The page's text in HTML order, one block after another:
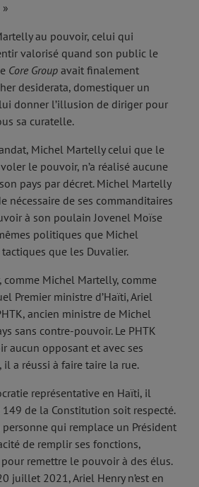
»
au pouvoir, celui qui
valorisé quand son public le
Core Group avait finalement
desiderata, domestiquer un
donner l’illusion de diriger pour
sa curatelle.
Michel Martelly celui que le
le pouvoir, n’a réalisé aucune
pays par décret. Michel Martelly
nécessaire de ses commanditaires
à son poulain Jovenel Moïse
politiques que Michel
que les Duvalier.
comme Michel Martelly, comme
Premier ministre d’Haïti, Ariel
ancien ministre de Michel
sans contre-pouvoir. Le PHTK
aucun opposant et avec ses
a réussi à faire taire la rue.
représentative en Haïti, il
149 de la Constitution soit respecté.
qui remplace un Président
de remplir ses fonctions,
remettre le pouvoir à des élus.
juillet 2021, Ariel Henry n’est en